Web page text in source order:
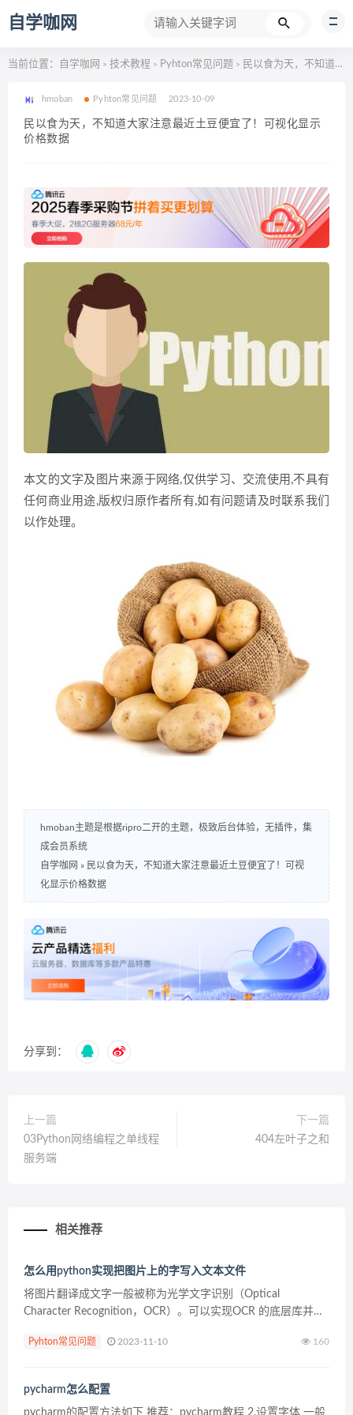
自学咖网
当前位置： 自学咖网 > 技术教程 > Pyhton常见问题 > 民以食为天，不知道大家注意最近土豆便宜了！可视化显示价格数据
hmoban Pyhton常见问题 2023-10-09
民以食为天，不知道大家注意最近土豆便宜了！可视化显示
价格数据
本文的文字及图片来源于网络,仅供学习、交流使用,不具有
任何商业用途,版权归原作者所有,如有问题请及时联系我们
以作处理。
hmoban主题是根据ripro二开的主题，极致后台体验，无插件，集
成会员系统
自学咖网 » 民以食为天，不知道大家注意最近土豆便宜了！可视
化显示价格数据
分享到：
上一篇
03Python网络编程之单线程
服务端
下一篇
404左叶子之和
相关推荐
怎么用python实现把图片上的字写入文本文件
将图片翻译成文字一般被称为光学文字识别（Optical
Character Recognition，OCR）。可以实现OCR 的底层库并不
面进行定制。 Tesse...
Pyhton常见问题 2023-11-10 160
pycharm怎么配置
pycharm的配置方法如下 推荐：pycharm教程 2.设置字体 一般